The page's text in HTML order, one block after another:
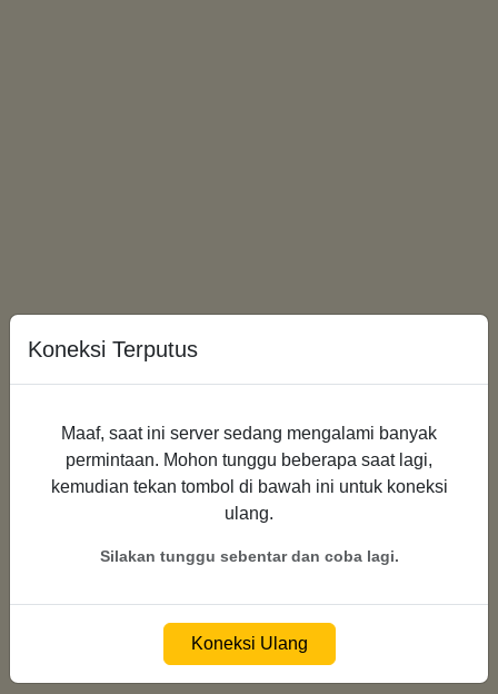
Loading...
Koneksi Terputus
Maaf, saat ini server sedang mengalami banyak
permintaan. Mohon tunggu beberapa saat lagi,
kemudian tekan tombol di bawah ini untuk koneksi
ulang.
Silakan tunggu sebentar dan coba lagi.
Koneksi Ulang